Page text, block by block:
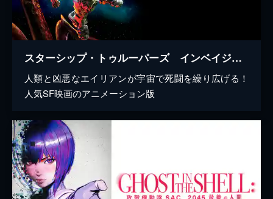
スターシップ・トゥルーパーズ インベイジョン
人類と凶悪なエイリアンが宇宙で死闘を繰り広げる！
人気SF映画のアニメーション版